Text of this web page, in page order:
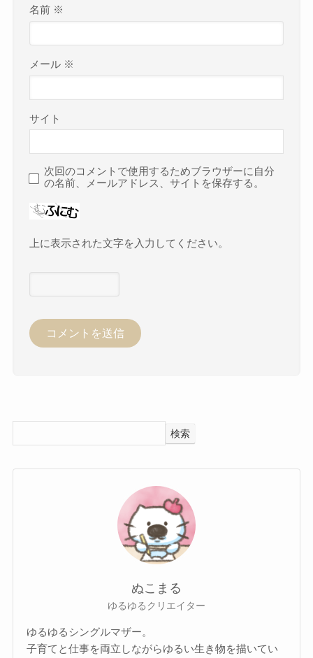
名前 ※
メール ※
サイト
次回のコメントで使用するためブラウザーに自分
の名前、メールアドレス、サイトを保存する。
上に表示された文字を入力してください。
検索
ぬこまる
ゆるゆるクリエイター
ゆるゆるシングルマザー。
子育てと仕事を両立しながらゆるい生き物を描いてい